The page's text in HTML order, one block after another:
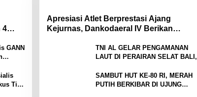
4
GANN
Tim
Apresiasi Atlet Berprestasi Ajang
Kejurnas, Dankodaeral IV Berikan
TNI AL GELAR PENGAMANAN
LAUT DI PERAIRAN SELAT BALI,
MUDIK LEBARAN TAHUN
SAMBUT HUT KE-80 RI, MERAH
PUTIH BERKIBAR DI UJUNG